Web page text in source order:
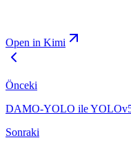
Open in Kimi
Önceki
DAMO-YOLO ile YOLOv5
Sonraki